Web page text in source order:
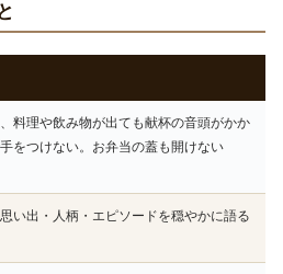
料理や飲み物が出ても献杯の音頭がかか
をつけない。お弁当の蓋も開けない
い出・人柄・エピソードを穏やかに語る